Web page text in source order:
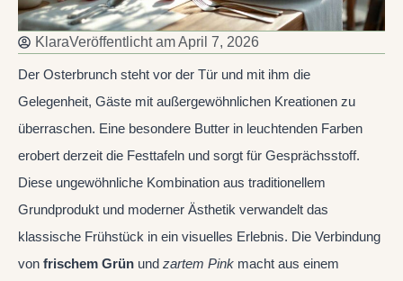
KlaraVeröffentlicht amApril 7, 2026
Der Osterbrunch steht vor der Tür und mit ihm die
Gelegenheit, Gäste mit außergewöhnlichen Kreationen zu
überraschen. Eine besondere Butter in leuchtenden Farben
erobert derzeit die Festtafeln und sorgt für Gesprächsstoff.
Diese ungewöhnliche Kombination aus traditionellem
Grundprodukt und moderner Ästhetik verwandelt das
klassische Frühstück in ein visuelles Erlebnis. Die Verbindung
von frischem Grün und zartem Pink macht aus einem